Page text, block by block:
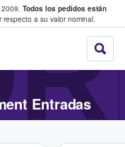
Todos los pedidos están
a su valor nominal.
StubHub:
fans
Entradas